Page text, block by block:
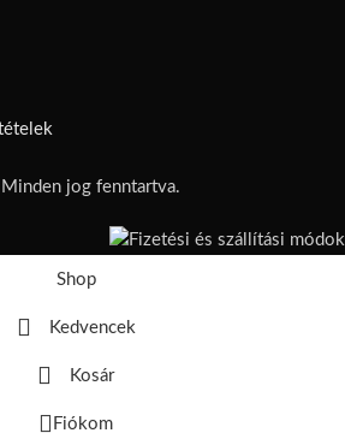
Minden jog fenntartva.
Shop
Kedvencek
Kosár
Fiókom